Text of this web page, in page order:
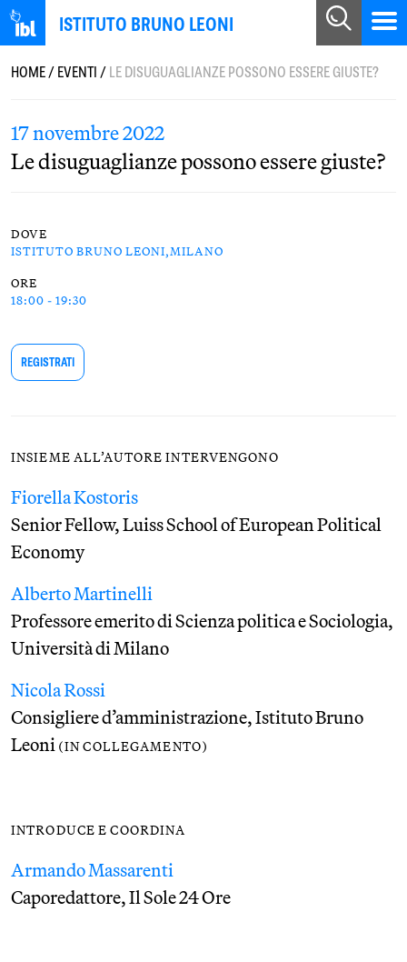
ISTITUTO BRUNO LEONI
HOME/EVENTI/LE DISUGUAGLIANZE POSSONO ESSERE GIUSTE?
17 novembre 2022
Le disuguaglianze possono essere giuste?
DOVE
ISTITUTO BRUNO LEONI,MILANO
ORE
18:00 - 19:30
REGISTRATI
INSIEME ALL’AUTORE INTERVENGONO
Fiorella Kostoris
Senior Fellow, Luiss School of European Political
Economy
Alberto Martinelli
Professore emerito di Scienza politica e Sociologia,
Università di Milano
Nicola Rossi
Consigliere d’amministrazione, Istituto Bruno
Leoni (IN COLLEGAMENTO)
INTRODUCE E COORDINA
Armando Massarenti
Caporedattore, Il Sole 24 Ore